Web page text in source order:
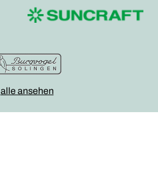
alle ansehen